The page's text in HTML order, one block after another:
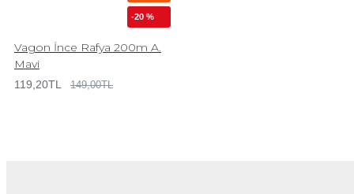
-20 %
Vagon İnce Rafya 200m A.
Mavi
119,20TL 149,00TL